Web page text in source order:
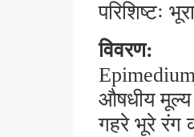
परिशिष्टः
विवरण:
Epimedium
औषधीय मूल्य
गहरे भूरे रंग